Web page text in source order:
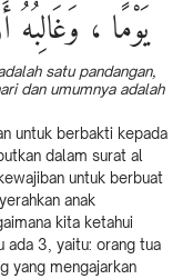
يَوْمًا ، وَغَالِبُهُ
satu pandangan,
dan umumnya adalah
untuk berbakti kepada
dalam surat al
untuk berbuat
anak
kita ketahui
ada 3, yaitu: orang tua
yang mengajarkan